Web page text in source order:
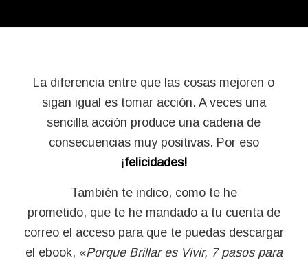
La diferencia entre que las cosas mejoren o
sigan igual es tomar acción. A veces una
sencilla acción produce una cadena de
consecuencias muy positivas. Por eso
¡felicidades!
También te indico, como te he
prometido, que te he mandado a tu cuenta de
correo el acceso para que te puedas descargar
el ebook, «Porque Brillar es Vivir, 7 pasos para